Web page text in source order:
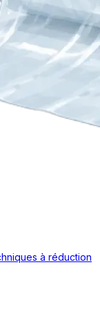
à réduction